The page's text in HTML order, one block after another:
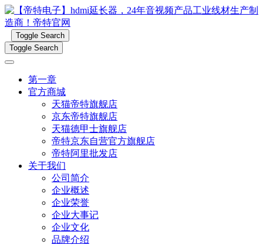
Toggle Search
Toggle Search
第一章
官方商城
天猫帝特旗舰店
京东帝特旗舰店
天猫德甲士旗舰店
帝特京东自营官方旗舰店
帝特阿里批发店
关于我们
公司简介
企业概述
企业荣誉
企业大事记
企业文化
品牌介绍